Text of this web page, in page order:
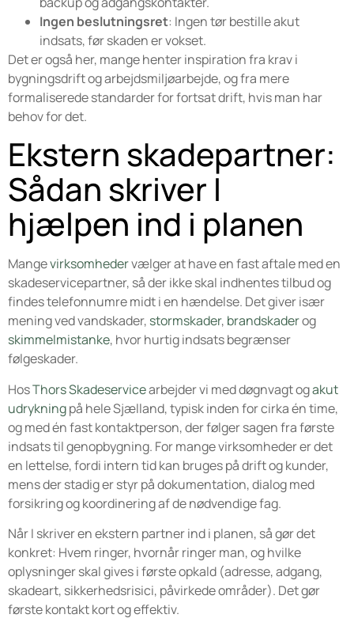
Ingen beslutningsret: Ingen tør bestille akut
indsats, før skaden er vokset.
Det er også her, mange henter inspiration fra krav i
bygningsdrift og arbejdsmiljøarbejde, og fra mere
formaliserede standarder for fortsat drift, hvis man har
behov for det.
Ekstern skadepartner:
Sådan skriver I
hjælpen ind i planen
Mangevirksomhedervælger at have en fast aftale med en
skadeservicepartner, så der ikke skal indhentes tilbud og
findes telefonnumre midt i en hændelse. Det giver især
mening ved vandskader, stormskader, brandskaderog
skimmelmistanke, hvor hurtig indsats begrænser
følgeskader.
HosThors Skadeservicearbejder vi med døgnvagt ogakut
udrykningpå hele Sjælland, typisk inden for cirka én time,
og med én fast kontaktperson, der følger sagen fra første
indsats til genopbygning. For mange virksomheder er det
en lettelse, fordi intern tid kan bruges på drift og kunder,
mens der stadig er styr på dokumentation, dialog med
forsikring og koordinering af de nødvendige fag.
Når I skriver en ekstern partner ind i planen, så gør det
konkret: Hvem ringer, hvornår ringer man, og hvilke
oplysninger skal gives i første opkald (adresse, adgang,
skadeart, sikkerhedsrisici, påvirkede områder). Det gør
første kontakt kort og effektiv.